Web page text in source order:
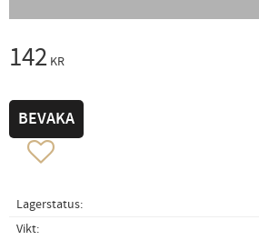
142 KR
Lägg till i favoriter
BEVAKA
Lagerstatus
Vikt